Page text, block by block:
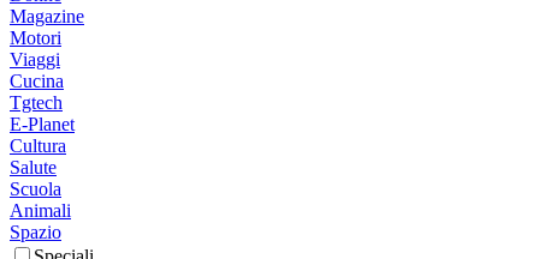
Magazine
Motori
Viaggi
Cucina
Tgtech
E-Planet
Cultura
Salute
Scuola
Animali
Spazio